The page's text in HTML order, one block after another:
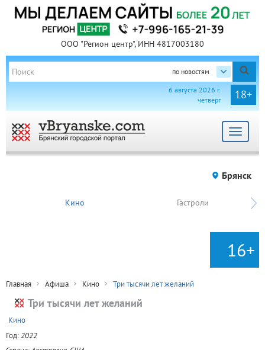
ООО "Регион центр", ИНН 4817003180
по новостям
18+
6 августа 2026 г.
четверг
Toggle
Брянск
Кино Гастроли
16+
Главная Афиша Кино Три тысячи лет желаний
Три тысячи лет желаний
Кино
Год:2022